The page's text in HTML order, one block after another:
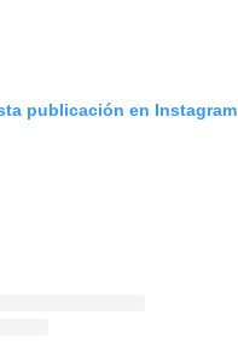
publicación en Instagram